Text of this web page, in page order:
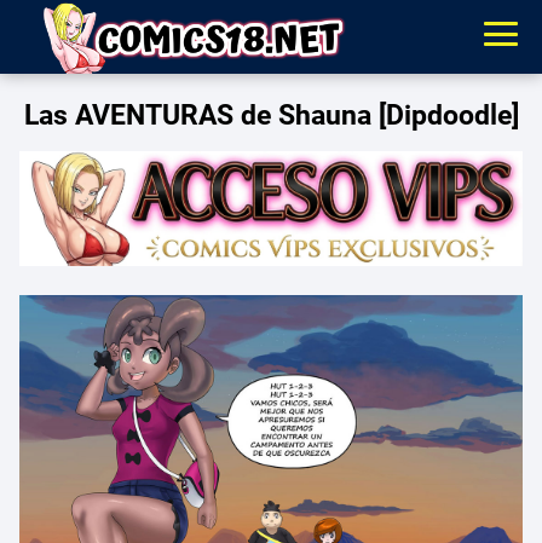
Las AVENTURAS de Shauna [Dipdoodle]